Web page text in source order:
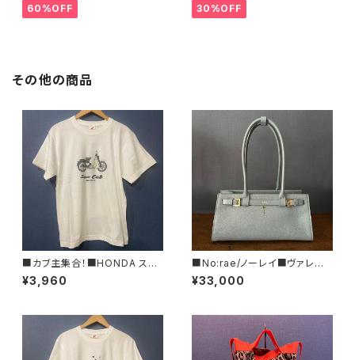
60%OFF 30%OFF
その他の商品
■カブ主集合！■HONDA スー
パーカブTシャツ/グリーン■GI
FTにもオススメ
¥3,960
■No:rae/ノーレイ■ヴァレグ
ロ■バゲット型レザーハンドバッ
グ■N61-DS-29-DOL
¥33,000